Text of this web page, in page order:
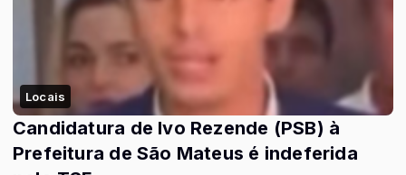
Locais
Candidatura de Ivo Rezende (PSB) à
Prefeitura de São Mateus é indeferida